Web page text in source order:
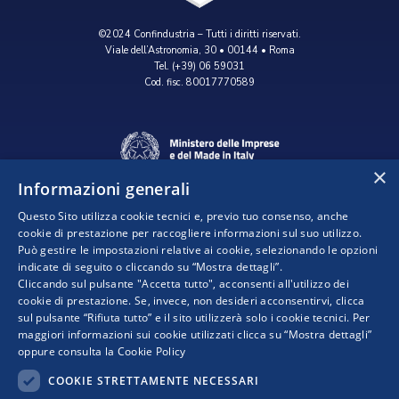
©2024 Confindustria – Tutti i diritti riservati.
Viale dell’Astronomia, 30 • 00144 • Roma
Tel. (+39) 06 59031
Cod. fisc. 80017770589
Progetto realizzato da:
×
Informazioni generali
Questo Sito utilizza cookie tecnici e, previo tuo consenso, anche
cookie di prestazione per raccogliere informazioni sul suo utilizzo.
Può gestire le impostazioni relative ai cookie, selezionando le opzioni
indicate di seguito o cliccando su “Mostra dettagli”.
Cliccando sul pulsante "Accetta tutto", acconsenti all'utilizzo dei
cookie di prestazione. Se, invece, non desideri acconsentirvi, clicca
sul pulsante “Rifiuta tutto” e il sito utilizzerà solo i cookie tecnici. Per
maggiori informazioni sui cookie utilizzati clicca su “Mostra dettagli”
oppure consulta la Cookie Policy
COOKIE STRETTAMENTE NECESSARI